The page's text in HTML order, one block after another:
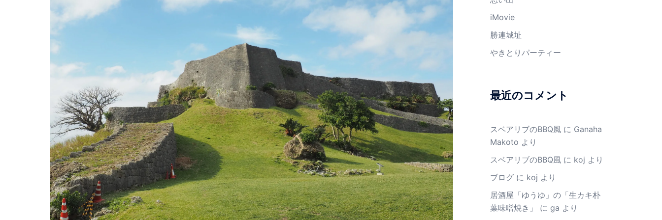
iMovie
勝連城址
やきとりパーティー
最近のコメント
スベアリブのBBQ風に Ganaha
Makoto より
スベアリブのBBQ風に koj より
ブログに koj より
居酒屋「ゆうゆ」の「生カキ朴
葉味噌焼き」
に ga より